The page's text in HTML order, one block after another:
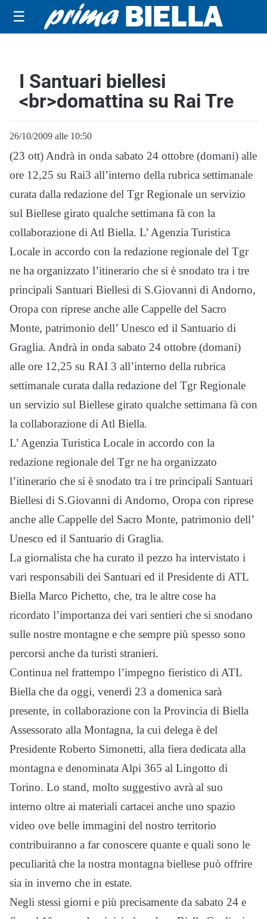
☰
I Santuari biellesi
<br>domattina su Rai Tre
26/10/2009 alle 10:50
(23 ott) Andrà in onda sabato 24 ottobre (domani) alle
ore 12,25 su Rai3 all’interno della rubrica settimanale
curata dalla redazione del Tgr Regionale un servizio
sul Biellese girato qualche settimana fà con la
collaborazione di Atl Biella. L’ Agenzia Turistica
Locale in accordo con la redazione regionale del Tgr
ne ha organizzato l’itinerario che si è snodato tra i tre
principali Santuari Biellesi di S.Giovanni di Andorno,
Oropa con riprese anche alle Cappelle del Sacro
Monte, patrimonio dell’ Unesco ed il Santuario di
Graglia. Andrà in onda sabato 24 ottobre (domani)
alle ore 12,25 su RAI 3 all’interno della rubrica
settimanale curata dalla redazione del Tgr Regionale
un servizio sul Biellese girato qualche settimana fà con
la collaborazione di Atl Biella.
L’ Agenzia Turistica Locale in accordo con la
redazione regionale del Tgr ne ha organizzato
l’itinerario che si è snodato tra i tre principali Santuari
Biellesi di S.Giovanni di Andorno, Oropa con riprese
anche alle Cappelle del Sacro Monte, patrimonio dell’
Unesco ed il Santuario di Graglia.
La giornalista che ha curato il pezzo ha intervistato i
vari responsabili dei Santuari ed il Presidente di ATL
Biella Marco Pichetto, che, tra le altre cose ha
ricordato l’importanza dei vari sentieri che si snodano
sulle nostre montagne e che sempre più spesso sono
percorsi anche da turisti stranieri.
Continua nel frattempo l’impegno fieristico di ATL
Biella che da oggi, venerdì 23 a domenica sarà
presente, in collaborazione con la Provincia di Biella
Assessorato alla Montagna, la cui delega è del
Presidente Roberto Simonetti, alla fiera dedicata alla
montagna e denominata Alpi 365 al Lingotto di
Torino. Lo stand, molto suggestivo avrà al suo
interno oltre ai materiali cartacei anche uno spazio
video ove belle immagini del nostro territorio
contribuiranno a far conoscere quante e quali sono le
peculiarità che la nostra montagna biellese può offrire
sia in inverno che in estate.
Negli stessi giorni e più precisamente da sabato 24 e